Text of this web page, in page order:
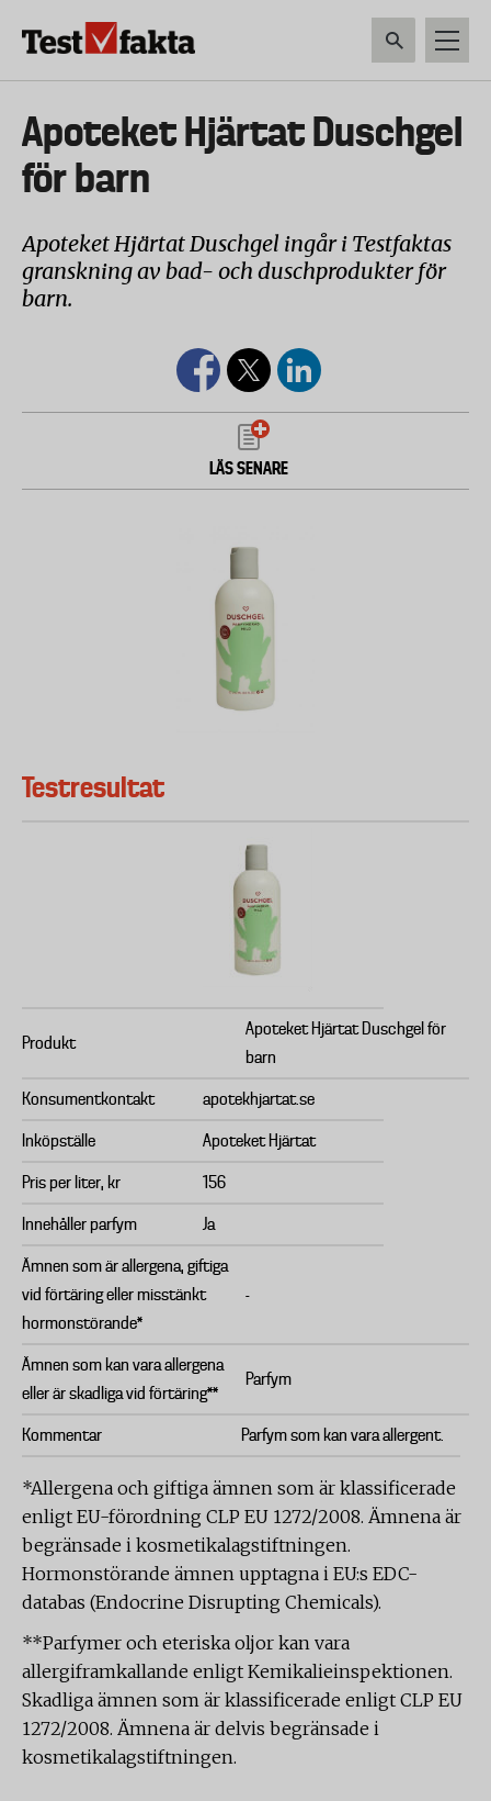
Huvudmeny
ny
Apoteket Hjärtat Duschgel
för barn
Apoteket Hjärtat Duschgel ingår i Testfaktas
granskning av bad- och duschprodukter för
barn.
LÄS SENARE
Testresultat
Produkt
Apoteket Hjärtat Duschgel för
barn
Konsumentkontakt apotekhjartat.se
Inköpställe Apoteket Hjärtat
Pris per liter, kr 156
Innehåller parfym Ja
Ämnen som är allergena, giftiga
vid förtäring eller misstänkt
hormonstörande*
-
Ämnen som kan vara allergena
eller är skadliga vid förtäring**
Parfym
Kommentar Parfym som kan vara allergent.
*Allergena och giftiga ämnen som är klassificerade
enligt EU-förordning CLP EU 1272/2008. Ämnena är
begränsade i kosmetikalagstiftningen.
Hormonstörande ämnen upptagna i EU:s EDC-
databas (Endocrine Disrupting Chemicals).
**Parfymer och eteriska oljor kan vara
allergiframkallande enligt Kemikalieinspektionen.
Skadliga ämnen som är klassificerade enligt CLP EU
1272/2008. Ämnena är delvis begränsade i
kosmetikalagstiftningen.